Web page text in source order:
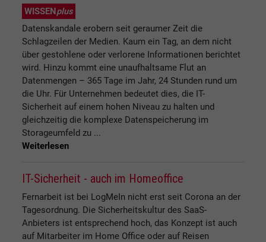
WISSENplus
Datenskandale erobern seit geraumer Zeit die
Schlagzeilen der Medien. Kaum ein Tag, an dem nicht
über gestohlene oder verlorene Informationen berichtet
wird. Hinzu kommt eine unaufhaltsame Flut an
Datenmengen – 365 Tage im Jahr, 24 Stunden rund um
die Uhr. Für Unternehmen bedeutet dies, die IT-
Sicherheit auf einem hohen Niveau zu halten und
gleichzeitig die komplexe Datenspeicherung im
Storageumfeld zu ...
Weiterlesen
IT-Sicherheit - auch im Homeoffice
Fernarbeit ist bei LogMeIn nicht erst seit Corona an der
Tagesordnung. Die Sicherheitskultur des SaaS-
Anbieters ist entsprechend hoch, das Konzept ist auch
auf Mitarbeiter im Home Office oder auf Reisen